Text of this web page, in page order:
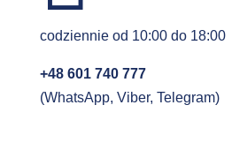
codziennie od 10:00 do 18:00
+48 601 740 777
(WhatsApp, Viber, Telegram)